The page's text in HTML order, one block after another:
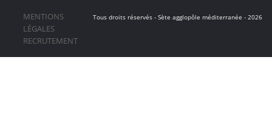
Tous droits réservés - Sète agglopôle méditerranée - 2026
MENTIONS
LÉGALES
RECRUTEMENT